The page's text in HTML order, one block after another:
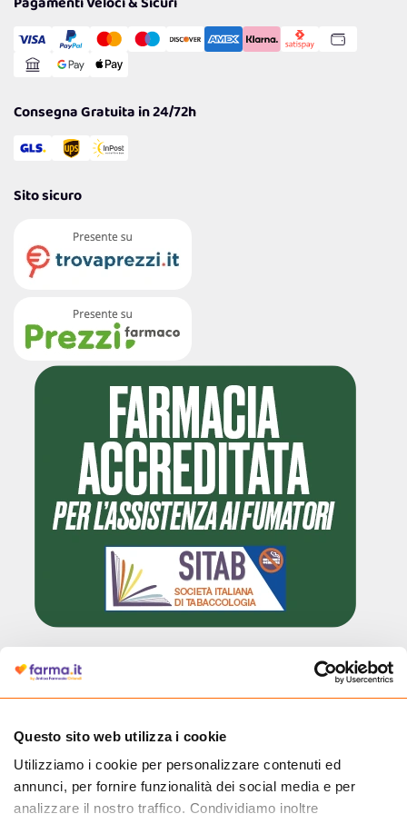
Questo sito web utilizza i cookie
Utilizziamo i cookie per personalizzare contenuti ed
annunci, per fornire funzionalità dei social media e per
analizzare il nostro traffico. Condividiamo inoltre
Gestisci Cookie
Reso Facile e Veloce
Consegna Gratuita in 24/72h
Sito sicuro
autorizzata dal Ministero della Salute a effettuare la vendita online di